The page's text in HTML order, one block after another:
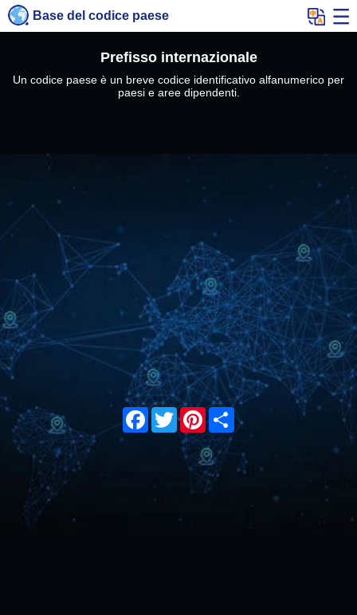
Base del codice paese
Prefisso internazionale
Un codice paese è un breve codice identificativo alfanumerico per
paesi e aree dipendenti.
Facebook
TwitterPinterest
Share